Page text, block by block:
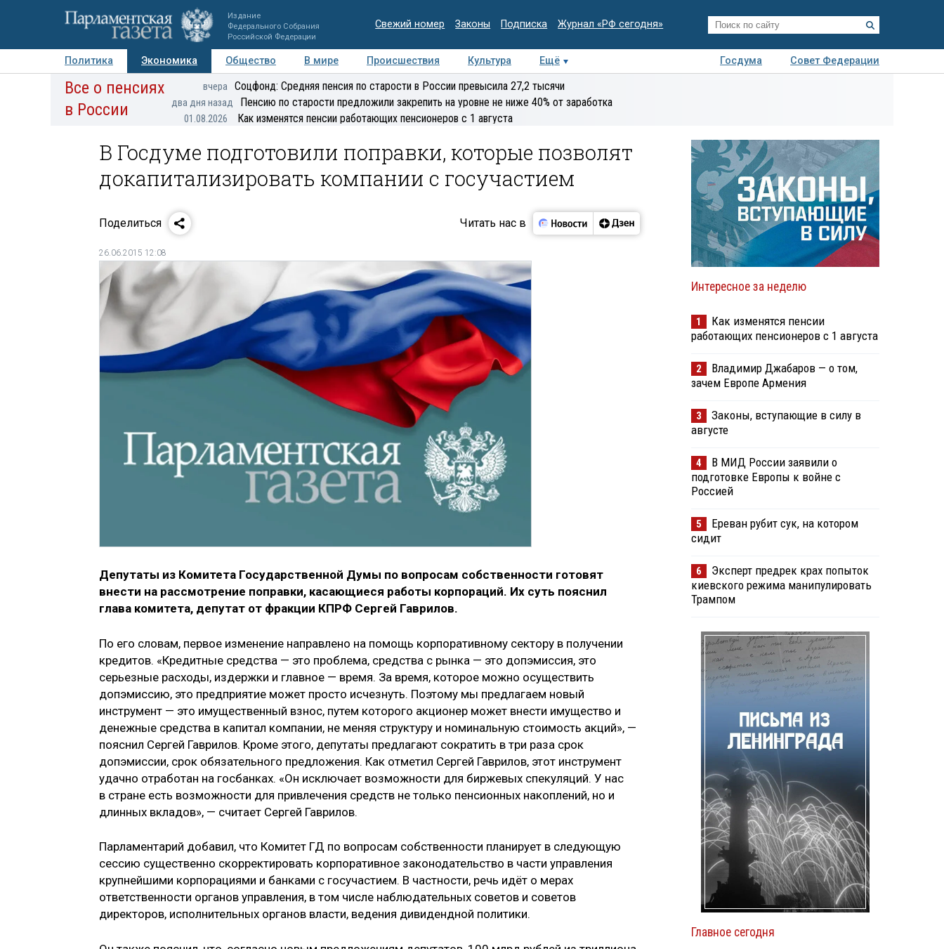
Издание
Федерального Собрания
Российской Федерации
Свежий номер Законы Подписка Журнал «РФ сегодня»
Политика Экономика Общество В мире Происшествия Культура Ещё Госдума
Совет Федерации
Авторы Персоны Мнения Регионы Медиацентр Интервью Колумнисты
экспертиза
Все о пенсиях
в России
вчера Соцфонд: Средняя пенсия по старости в России превысила 27,2 тысячи
два дня назад Пенсию по старости предложили закрепить на уровне не ниже 40% от заработка
01.08.2026 Как изменятся пенсии работающих пенсионеров с 1 августа
В Госдуме подготовили поправки, которые позволят
докапитализировать компании с госучастием
Поделиться Читать нас в
26.06.2015 12:08
Депутаты из Комитета Государственной Думы по вопросам собственности готовят
внести на рассмотрение поправки, касающиеся работы корпораций. Их суть пояснил
глава комитета, депутат от фракции КПРФ Сергей Гаврилов.
По его словам, первое изменение направлено на помощь корпоративному сектору в получении
кредитов. «Кредитные средства — это проблема, средства с рынка — это допэмиссия, это
серьезные расходы, издержки и главное — время. За время, которое можно осуществить
допэмиссию, это предприятие может просто исчезнуть. Поэтому мы предлагаем новый
инструмент — это имущественный взнос, путем которого акционер может внести имущество и
денежные средства в капитал компании, не меняя структуру и номинальную стоимость акций», —
пояснил Сергей Гаврилов. Кроме этого, депутаты предлагают сократить в три раза срок
допэмиссии, срок обязательного предложения. Как отметил Сергей Гаврилов, этот инструмент
удачно отработан на госбанках. «Он исключает возможности для биржевых спекуляций. У нас
в стране есть возможности для привлечения средств не только пенсионных накоплений, но и
длинных вкладов», — считает Сергей Гаврилов.
Парламентарий добавил, что Комитет ГД по вопросам собственности планирует в следующую
сессию существенно скорректировать корпоративное законодательство в части управления
крупнейшими корпорациями и банками с госучастием. В частности, речь идёт о мерах
ответственности органов управления, в том числе наблюдательных советов и советов
директоров, исполнительных органов власти, ведения дивидендной политики.
Интересное за неделю
1
Как изменятся пенсии
работающих пенсионеров с 1 августа
2
Владимир Джабаров — о том,
зачем Европе Армения
3
Законы, вступающие в силу в
августе
4
В МИД России заявили о
подготовке Европы к войне с
Россией
5
Ереван рубит сук, на котором
сидит
6
Эксперт предрек крах попыток
киевского режима манипулировать
Трампом
Главное сегодня